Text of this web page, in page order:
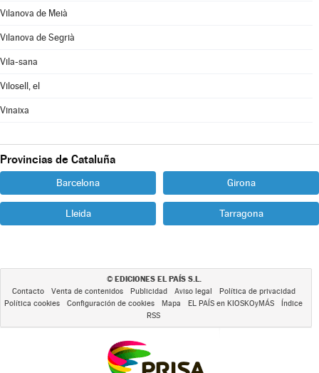
Vilanova de Meià
Vilanova de Segrià
Vila-sana
Vilosell, el
Vinaixa
Provincias de Cataluña
Barcelona Girona
Lleida Tarragona
© EDICIONES EL PAÍS S.L.
Contacto Venta de contenidos Publicidad Aviso legal
Política de privacidad
Política cookies
Configuración de cookies Mapa EL PAÍS en KIOSKOyMÁS
Índice
RSS